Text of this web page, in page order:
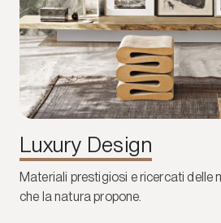
Luxury Design
Materiali prestigiosi e ricercati delle
che la natura propone.